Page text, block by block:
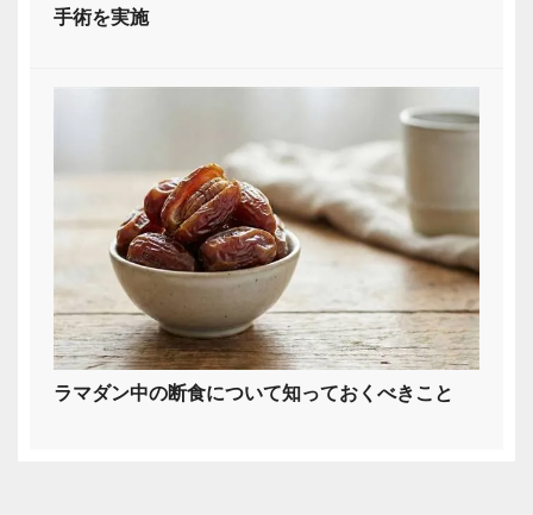
手術を実施
ラマダン中の断食について知っておくべきこと